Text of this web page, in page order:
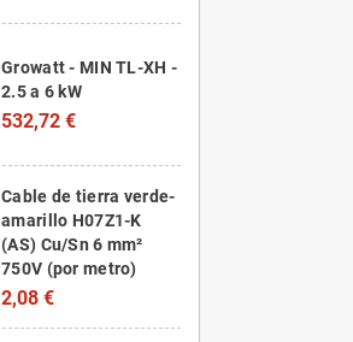
Growatt - MIN TL-XH -
2.5 a 6 kW
532,72 €
Cable de tierra verde-
amarillo H07Z1-K
(AS) Cu/Sn 6 mm²
750V (por metro)
2,08 €